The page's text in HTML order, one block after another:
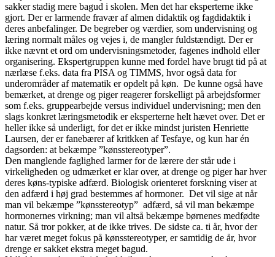
sakker stadig mere bagud i skolen. Men det har eksperterne ikke
gjort. Der er larmende fravær af almen didaktik og fagdidaktik i
deres anbefalinger. De begreber og værdier, som undervisning og
læring normalt måles og vejes i, de mangler fuldstændigt. Der er
ikke nævnt et ord om undervisningsmetoder, fagenes indhold eller
organisering. Ekspertgruppen kunne med fordel have brugt tid på at
nærlæse f.eks. data fra PISA og TIMMS, hvor også data for
underområder af matematik er opdelt på køn. De kunne også have
bemærket, at drenge og piger reagerer forskelligt på arbejdsformer
som f.eks. gruppearbejde versus individuel undervisning; men den
slags konkret læringsmetodik er eksperterne helt hævet over. Det er
heller ikke så underligt, for det er ikke mindst juristen Henriette
Laursen, der er fanebærer af kritkken af Tesfaye, og kun har én
dagsorden: at bekæmpe ”kønsstereotyper”.
Den manglende faglighed larmer for de lærere der står ude i
virkeligheden og udmærket er klar over, at drenge og piger har hver
deres køns-typiske adfærd. Biologisk orienteret forskning viser at
den adfærd i høj grad bestemmes af hormoner. Det vil sige at når
man vil bekæmpe ”kønsstereotyp” adfærd, så vil man bekæmpe
hormonernes virkning; man vil altså bekæmpe børnenes medfødte
natur. Så tror pokker, at de ikke trives. De sidste ca. ti år, hvor der
har været meget fokus på kønsstereotyper, er samtidig de år, hvor
drenge er sakket ekstra meget bagud.